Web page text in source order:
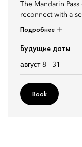
The Mandarin
reconnect with a
Подробнее
Будущие даты
август 8 - 31
Book